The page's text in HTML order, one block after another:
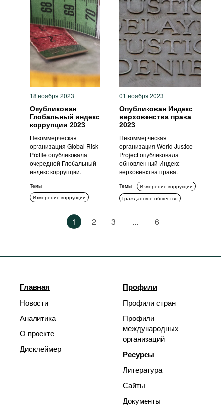
ИКТ
Стандарты поведения
Прозрачность
Меры ответственности
Антикоррупционные политики и
стратегии
18 ноября 2023
Опубликован
Глобальный индекс
коррупции 2023
Некоммерческая
организация Global Risk
Profile опубликовала
очередной Глобальный
индекс коррупции.
Темы
Измерение коррупции
01 ноября 2023
Опубликован Индекс
верховенства права
2023
Некоммерческая
организация World Justice
Project опубликовала
обновленный Индекс
верховенства права.
Темы
Измерение коррупции
Гражданское общество
1 2 3 ... 6
Главная
Новости
Аналитика
О проекте
Дисклеймер
Профили
Профили стран
Профили
международных
организаций
Ресурсы
Литература
Сайты
Документы